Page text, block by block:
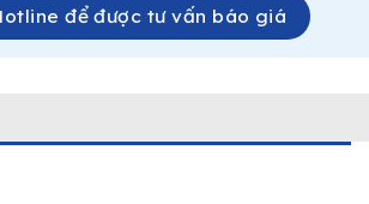
để được tư vấn báo giá